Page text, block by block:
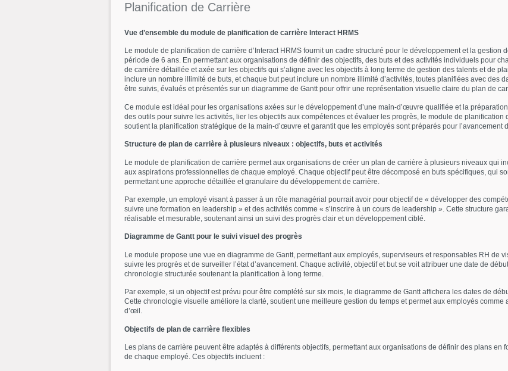
Planification de Carrière
Vue d’ensemble du module de planification de carrière Interact HRMS
Le module de planification de carrière d’Interact HRMS fournit un cadre structuré pour le développement et la gestion
période de 6 ans. En permettant aux organisations de définir des objectifs, des buts et des activités individuels pour
de carrière détaillée et axée sur les objectifs qui s’aligne avec les objectifs à long terme de gestion des talents et de
inclure un nombre illimité de buts, et chaque but peut inclure un nombre illimité d’activités, toutes planifiées avec des
être suivis, évalués et présentés sur un diagramme de Gantt pour offrir une représentation visuelle claire du plan de
Ce module est idéal pour les organisations axées sur le développement d’une main-d’œuvre qualifiée et la
des outils pour suivre les activités, lier les objectifs aux compétences et évaluer les progrès, le module de planification
soutient la planification stratégique de la main-d’œuvre et garantit que les employés sont préparés pour l’avancement
Structure de plan de carrière à plusieurs niveaux : objectifs, buts et activités
Le module de planification de carrière permet aux organisations de créer un plan de carrière à plusieurs niveaux qui
aux aspirations professionnelles de chaque employé. Chaque objectif peut être décomposé en buts spécifiques, qui
permettant une approche détaillée et granulaire du développement de carrière.
Par exemple, un employé visant à passer à un rôle managérial pourrait avoir pour objectif de « développer des
suivre une formation en leadership » et des activités comme « s’inscrire à un cours de leadership ». Cette structure
réalisable et mesurable, soutenant ainsi un suivi des progrès clair et un développement ciblé.
Diagramme de Gantt pour le suivi visuel des progrès
Le module propose une vue en diagramme de Gantt, permettant aux employés, superviseurs et responsables RH de
suivre les progrès et de surveiller l’état d’avancement. Chaque activité, objectif et but se voit attribuer une date de
chronologie structurée soutenant la planification à long terme.
Par exemple, si un objectif est prévu pour être complété sur six mois, le diagramme de Gantt affichera les dates de
Cette chronologie visuelle améliore la clarté, soutient une meilleure gestion du temps et permet aux employés comme
d’œil.
Objectifs de plan de carrière flexibles
Les plans de carrière peuvent être adaptés à différents objectifs, permettant aux organisations de définir des plans en
de chaque employé. Ces objectifs incluent :